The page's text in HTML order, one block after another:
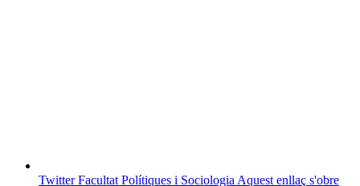
Twitter Facultat Polítiques i Sociologia Aquest enllaç s'obre